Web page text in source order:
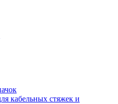
кабельных стяжек и